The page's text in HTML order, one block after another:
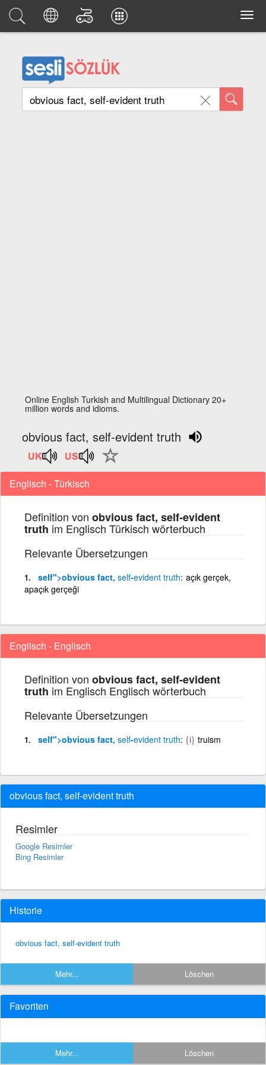
Online English Turkish and Multilingual Dictionary 20+
million words and idioms.
obvious fact, self-evident truth
Englisch - Türkisch
Definition von obvious fact, self-evident
truth im Englisch Türkisch wörterbuch
Relevante Übersetzungen
self">obvious fact, self-evident truth açık gerçek,
apaçık gerçeği
Englisch - Englisch
Definition von obvious fact, self-evident
truth im Englisch Englisch wörterbuch
Relevante Übersetzungen
self">obvious fact, self-evident truth {i} truism
obvious fact, self-evident truth
Resimler
Google Resimler
Bing Resimler
Historie
obvious fact, self-evident truth
Mehr... Löschen
Favoriten
Mehr... Löschen